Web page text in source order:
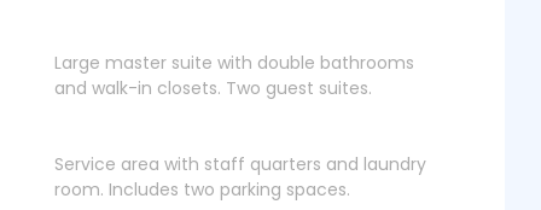
Large master suite with double bathrooms
and walk-in closets. Two guest suites.
Service area with staff quarters and laundry
room. Includes two parking spaces.